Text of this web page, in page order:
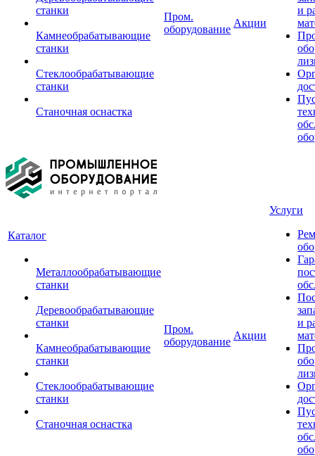
станки
Камнеобрабатывающие
станки
Стеклообрабатывающие
станки
Станочная оснастка
Пром.
оборудование
Акции
и
Каталог
Металлообрабатывающие
станки
Деревообрабатывающие
станки
Камнеобрабатывающие
станки
Стеклообрабатывающие
станки
Станочная оснастка
Пром.
оборудование
Акции
Услуги
и